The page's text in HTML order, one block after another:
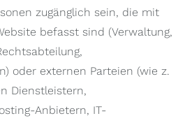
zugänglich sein, die mit
befasst sind (Verwaltung,
oder externen Parteien (wie z.
Dienstleistern,
Anbietern, IT-